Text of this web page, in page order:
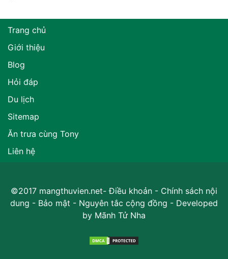
Trang chủ
Giới thiệu
Blog
Hỏi đáp
Du lịch
Sitemap
Ăn trưa cùng Tony
Liên hệ
©2017 mangthuvien.net-Điều khoản - Chính sách nội
dung - Bảo mật - Nguyên tắc cộng đồng - Developed
by Mãnh Tử Nha